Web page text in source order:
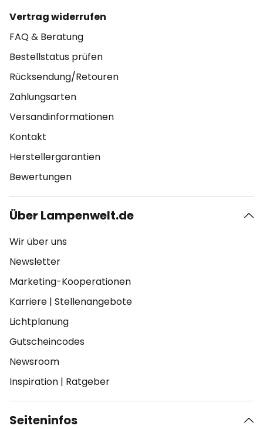
Vertrag widerrufen
FAQ & Beratung
Bestellstatus prüfen
Rücksendung/Retouren
Zahlungsarten
Versandinformationen
Kontakt
Herstellergarantien
Bewertungen
Über Lampenwelt.de
Wir über uns
Newsletter
Marketing-Kooperationen
Karriere | Stellenangebote
Lichtplanung
Gutscheincodes
Newsroom
Inspiration | Ratgeber
Seiteninfos